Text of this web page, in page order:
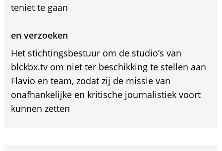
teniet te gaan
en verzoeken
Het stichtingsbestuur om de studio’s van
blckbx.tv om niet ter beschikking te stellen aan
Flavio en team, zodat zij de missie van
onafhankelijke en kritische journalistiek voort
kunnen zetten